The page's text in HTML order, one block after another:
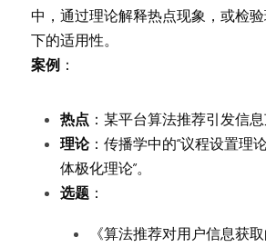
中，通过理论解释热点现象，或检
下的适用性。
案例 ：
热点 ：某平台算法推荐引发信息
理论：传播学中的“议程设置理
体极化理论”。
选题 ：
《算法推荐对用户信息获